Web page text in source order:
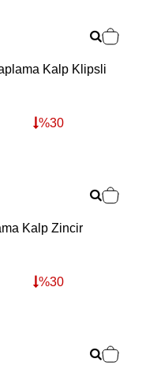
Kalp Klipsli
%30
Kalp Zincir
%30